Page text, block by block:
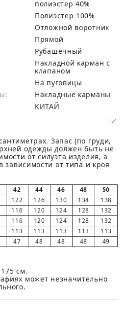
полиэстер 40%
Полиэстер 100%
Отложной воротник
Прямой
Рубашечный
Накладной карман с
клапаном
На пуговицы
Накладные карманы
КИТАЙ
Запас (по груди,
одежды должен быть не
от силуэта изделия, а
от типа и кроя
42 44 46 48
50
122 126 130 134
138
116 120 124 128
132
116 120 124 128
132
113 113 113 113
113
47 48 48 48 49
см.
может незначительно